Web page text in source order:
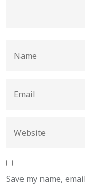
Save my name,